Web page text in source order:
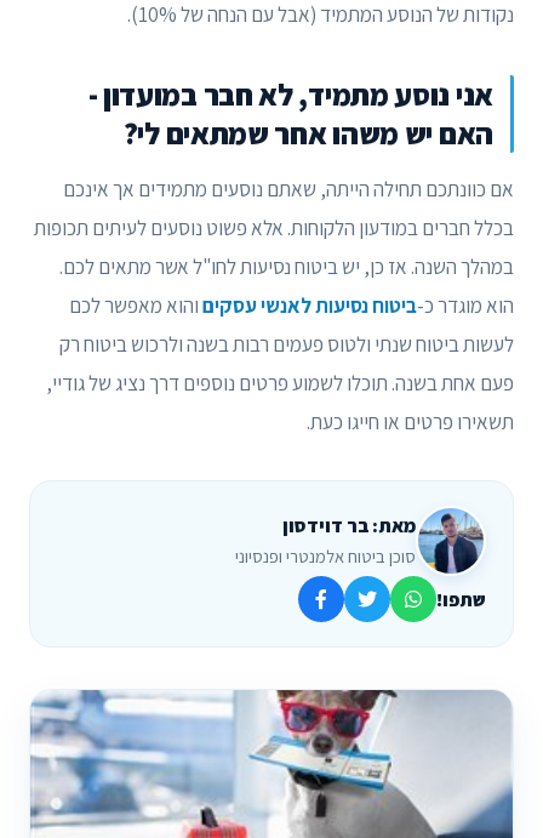
נקודות של הנוסע המתמיד (אבל עם הנחה של 10%).
אני נוסע מתמיד, לא חבר במועדון -
האם יש משהו אחר שמתאים לי?
אם כוונתכם תחילה הייתה, שאתם נוסעים מתמידים אך אינכם
בכלל חברים במודעון הלקוחות. אלא פשוט נוסעים לעיתים תכופות
במהלך השנה. אז כן, יש ביטוח נסיעות לחו"ל אשר מתאים לכם.
הוא מוגדר כ-ביטוח נסיעות לאנשי עסקיםוהוא מאפשר לכם
לעשות ביטוח שנתי ולטוס פעמים רבות בשנה ולרכוש ביטוח רק
פעם אחת בשנה. תוכלו לשמוע פרטים נוספים דרך נציג של גודיי,
תשאירו פרטים או חייגו כעת.
מאת: בר דוידסון
סוכן ביטוח אלמנטרי ופנסיוני
שתפו!